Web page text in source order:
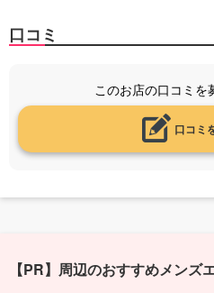
口コミ
このお店の口コミを
口コミ
【PR】周辺のおすすめメンズ